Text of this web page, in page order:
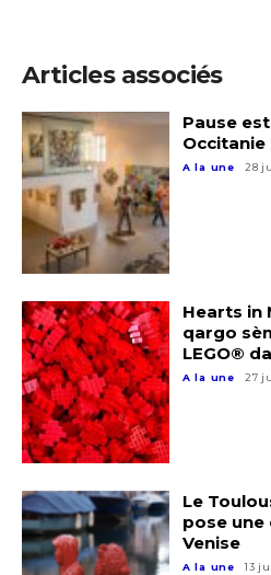
Adresse email*
Nom
Prénom
Statut / Organisation
J'accepte lestermes et
* Champ obligatoire
Adresse email*
Nom
Prénom
Statut / Organisation
Articles associés
Pause
Occitanie
A la une 28
Hearts in
qargo
LEGO®
A la une 27
Le
pose une
Venise
A la une 13